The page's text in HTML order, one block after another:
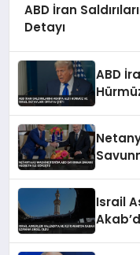
ABD İran
Detayı
ABD
Israil